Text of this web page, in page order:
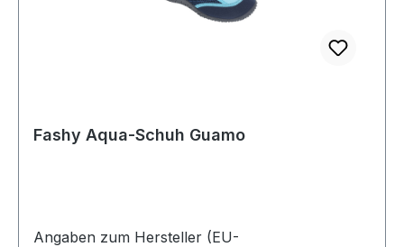
Fashy Aqua-Schuh Guamo
Angaben zum Hersteller (EU-